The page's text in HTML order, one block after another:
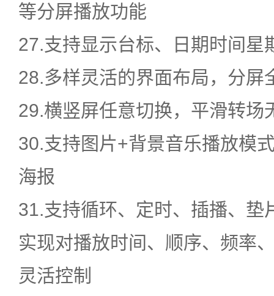
等分屏播放功能
27.支持显示台标、日期时间星
28.多样灵活的界面布局，分屏
29.横竖屏任意切换，平滑转场
30.支持图片+背景音乐播放模
海报
31.支持循环、定时、插播、垫
实现对播放时间、顺序、频率
灵活控制